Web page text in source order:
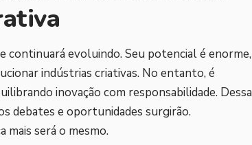
continuará evoluindo. Seu potencial é enorme,
indústrias criativas. No entanto, é
inovação com responsabilidade. Dessa
debates e oportunidades surgirão.
mais será o mesmo.